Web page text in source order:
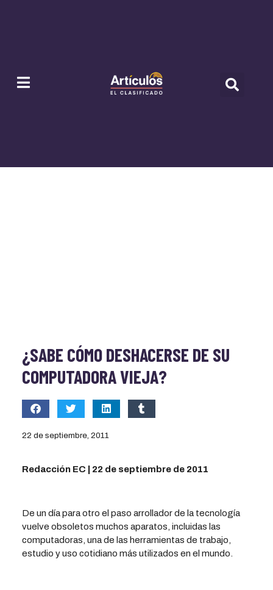
¿SABE CÓMO DESHACERSE DE SU
COMPUTADORA VIEJA?
22 de septiembre, 2011
Redacción EC | 22 de septiembre de 2011
De un día para otro el paso arrollador de la tecnología
vuelve obsoletos muchos aparatos, incluidas las
computadoras, una de las herramientas de trabajo,
estudio y uso cotidiano más utilizados en el mundo.